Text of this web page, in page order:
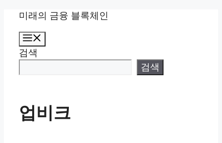
미래의 금융 블록체인
검색
검색
업비크